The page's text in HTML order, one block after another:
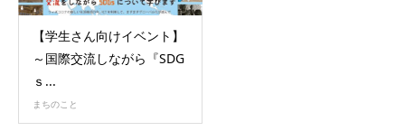
【学生さん向けイベント】
～国際交流しながら『SDG
ｓ...
まちのこと